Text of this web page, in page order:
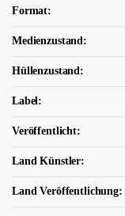
Format:
Medienzustand:
Hüllenzustand:
Label:
Veröffentlicht:
Land Künstler:
Land Veröffentlichung: